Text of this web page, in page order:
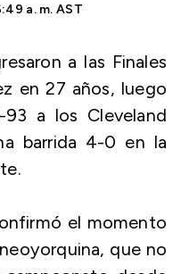
a. m. AST
a las Finales
en 27 años, luego
a los Cleveland
barrida 4-0 en la
el momento
que no